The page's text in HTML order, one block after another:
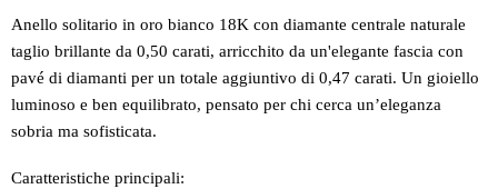
Anello solitario in oro bianco 18K con diamante centrale naturale
taglio brillante da 0,50 carati, arricchito da un'elegante fascia con
pavé di diamanti per un totale aggiuntivo di 0,47 carati. Un gioiello
luminoso e ben equilibrato, pensato per chi cerca un’eleganza
sobria ma sofisticata.
Caratteristiche principali: